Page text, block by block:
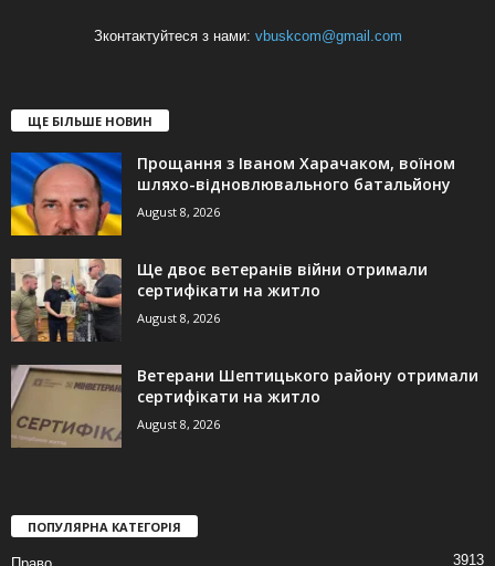
Зконтактуйтеся з нами: vbuskcom@gmail.com
ЩЕ БІЛЬШЕ НОВИН
Прощання з Іваном Харачаком, воїном
шляхо-відновлювального батальйону
August 8, 2026
Ще двоє ветеранів війни отримали
сертифікати на житло
August 8, 2026
Ветерани Шептицького району отримали
сертифікати на житло
August 8, 2026
ПОПУЛЯРНА КАТЕГОРІЯ
3913